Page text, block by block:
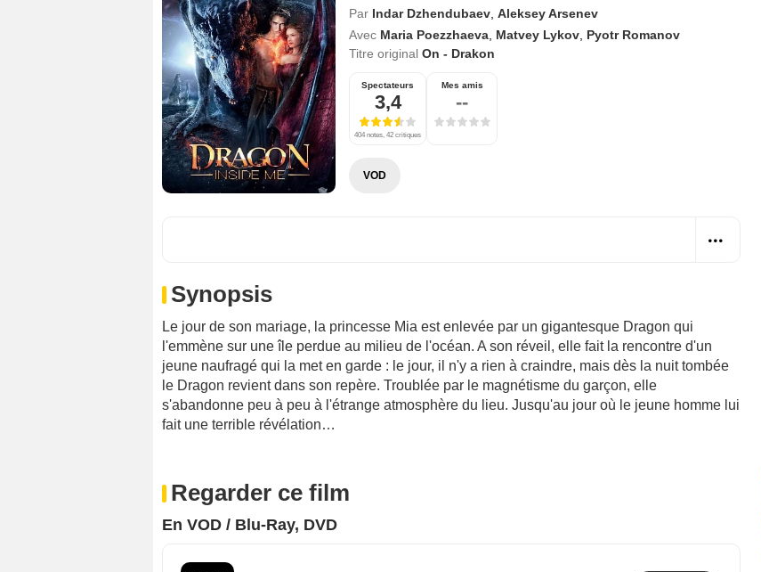
Par Indar Dzhendubaev Aleksey Arsenev
Avec Maria Poezzhaeva Matvey Lykov Pyotr Romanov
Titre original On - Drakon
Spectateurs
3,4
404 notes, 42 critiques
Mes amis
--
VOD
Synopsis
Le jour de son mariage, la princesse Mia est enlevée par un gigantesque Dragon qui
l'emmène sur une île perdue au milieu de l'océan. A son réveil, elle fait la rencontre d'un
jeune naufragé qui la met en garde : le jour, il n'y a rien à craindre, mais dès la nuit tombée
le Dragon revient dans son repère. Troublée par le magnétisme du garçon, elle
s'abandonne peu à peu à l'étrange atmosphère du lieu. Jusqu'au jour où le jeune homme lui
fait une terrible révélation…
Regarder ce film
En VOD / Blu-Ray, DVD